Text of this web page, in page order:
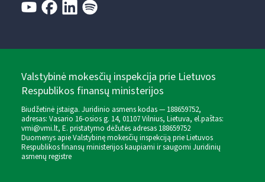
Valstybinė mokesčių inspekcija prie Lietuvos
Respublikos finansų ministerijos
Biudžetinė įstaiga. Juridinio asmens kodas — 188659752,
adresas: Vasario 16-osios g. 14, 01107 Vilnius, Lietuva, el.paštas:
vmi@vmi.lt, E. pristatymo dėžutės adresas 188659752
Duomenys apie Valstybinę mokesčių inspekciją prie Lietuvos
Respublikos finansų ministerijos kaupiami ir saugomi Juridinių
asmenų registre